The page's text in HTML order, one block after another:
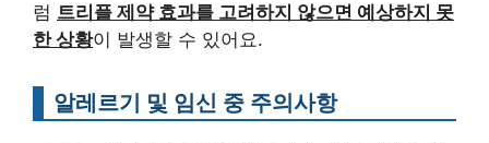
럼 트리플 제약 효과를 고려하지 않으면 예상하지 못
한 상황이 발생할 수 있어요.
알레르기 및 임신 중 주의사항